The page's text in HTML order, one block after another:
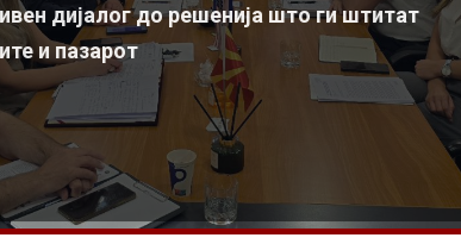
дијалог до решенија што ги штитат
и пазарот
Повеќе